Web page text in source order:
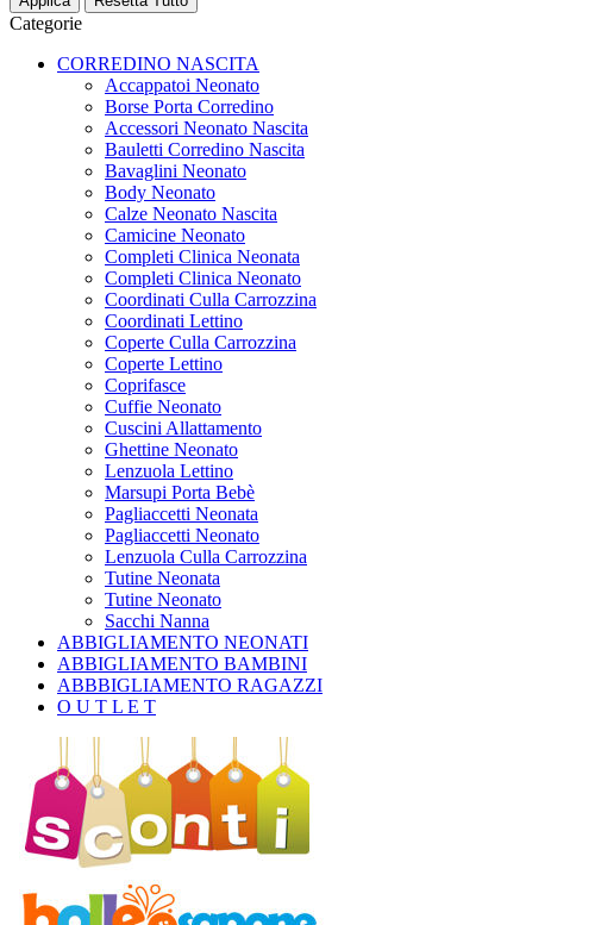
Categorie
CORREDINO NASCITA
Accappatoi Neonato
Borse Porta Corredino
Accessori Neonato Nascita
Bauletti Corredino Nascita
Bavaglini Neonato
Body Neonato
Calze Neonato Nascita
Camicine Neonato
Completi Clinica Neonata
Completi Clinica Neonato
Coordinati Culla Carrozzina
Coordinati Lettino
Coperte Culla Carrozzina
Coperte Lettino
Coprifasce
Cuffie Neonato
Cuscini Allattamento
Ghettine Neonato
Lenzuola Lettino
Marsupi Porta Bebè
Pagliaccetti Neonata
Pagliaccetti Neonato
Lenzuola Culla Carrozzina
Tutine Neonata
Tutine Neonato
Sacchi Nanna
ABBIGLIAMENTO NEONATI
ABBIGLIAMENTO BAMBINI
ABBBIGLIAMENTO RAGAZZI
O U T L E T